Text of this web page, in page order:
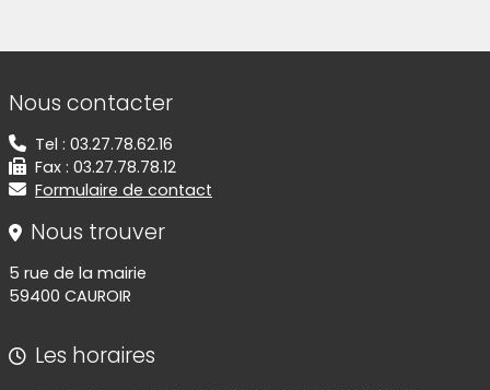
Informations de contact
Nous contacter
Tel : 03.27.78.62.16
Fax : 03.27.78.78.12
Formulaire de contact
Nous trouver
5 rue de la mairie
59400 CAUROIR
Les horaires